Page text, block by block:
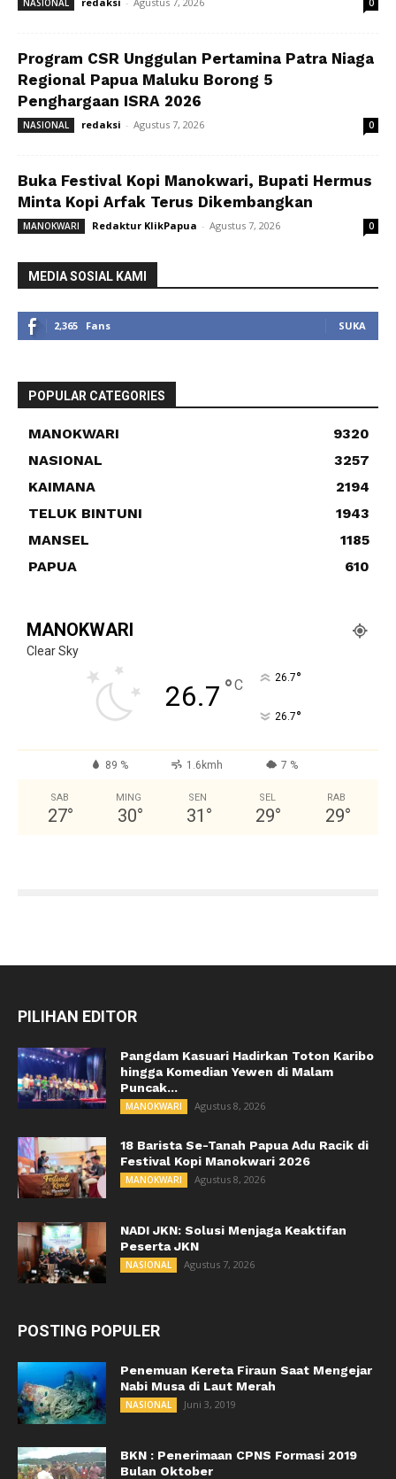
NASIONAL 0
Program CSR Unggulan Pertamina Patra Niaga
Regional Papua Maluku Borong 5
Penghargaan ISRA 2026
NASIONAL redaksi - Agustus 7, 2026 0
Buka Festival Kopi Manokwari, Bupati Hermus
Minta Kopi Arfak Terus Dikembangkan
MANOKWARI Redaktur KlikPapua - Agustus 7, 2026 0
MEDIA SOSIAL KAMI
2,365 Fans SUKA
POPULAR CATEGORIES
MANOKWARI
9320
NASIONAL
3257
KAIMANA
2194
TELUK BINTUNI
1943
MANSEL
1185
PAPUA
610
MANOKWARI
Clear Sky
26.7 °C 26.7°
26.7°
89 % 1.6kmh 7 %
SAB
27°
MING
30°
SEN
31 °
SEL
29°
RAB
29°
PILIHAN EDITOR
Pangdam Kasuari Hadirkan Toton Karibo
hingga Komedian Yewen di Malam
Puncak...
MANOKWARI Agustus 8, 2026
18 Barista Se-Tanah Papua Adu Racik di
Festival Kopi Manokwari 2026
MANOKWARI Agustus 8, 2026
NADI JKN: Solusi Menjaga Keaktifan
Peserta JKN
NASIONAL Agustus 7, 2026
POSTING POPULER
Penemuan Kereta Firaun Saat Mengejar
Nabi Musa di Laut Merah
NASIONAL Juni 3, 2019
BKN : Penerimaan CPNS Formasi 2019
Bulan Oktober